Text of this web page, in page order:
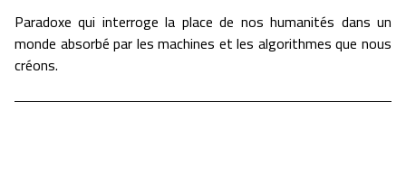
Paradoxe qui interroge la place de nos humanités dans un
monde absorbé par les machines et les algorithmes que nous
créons.